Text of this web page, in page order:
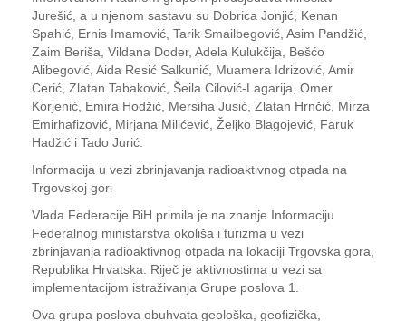
Jurešić, a u njenom sastavu su Dobrica Jonjić, Kenan
Spahić, Ernis Imamović, Tarik Smailbegović, Asim Pandžić,
Zaim Beriša, Vildana Doder, Adela Kulukčija, Bešćo
Alibegović, Aida Resić Salkunić, Muamera Idrizović, Amir
Cerić, Zlatan Tabaković, Šeila Cilović-Lagarija, Omer
Korjenić, Emira Hodžić, Mersiha Jusić, Zlatan Hrnčić, Mirza
Emirhafizović, Mirjana Milićević, Željko Blagojević, Faruk
Hadžić i Tado Jurić.
Informacija u vezi zbrinjavanja radioaktivnog otpada na
Trgovskoj gori
Vlada Federacije BiH primila je na znanje Informaciju
Federalnog ministarstva okoliša i turizma u vezi
zbrinjavanja radioaktivnog otpada na lokaciji Trgovska gora,
Republika Hrvatska. Riječ je aktivnostima u vezi sa
implementacijom istraživanja Grupe poslova 1.
Ova grupa poslova obuhvata geološka, geofizička,